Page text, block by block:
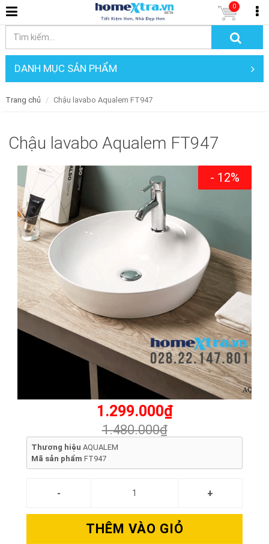
0
DANH MỤC SẢN PHẨM
Trang chủ Chậu lavabo Aqualem FT947
Chậu lavabo Aqualem FT947
- 12%
1.299.000₫
1.480.000₫
Thương hiệu AQUALEM
Mã sản phẩm FT947
THÊM VÀO GIỎ